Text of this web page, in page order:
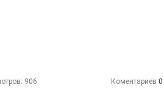
906 Коментариев 0